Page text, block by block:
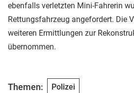
ebenfalls verletzten Mini-Fahrerin
Rettungsfahrzeug angefordert. Die
weiteren Ermittlungen zur
übernommen.
Themen: Polizei